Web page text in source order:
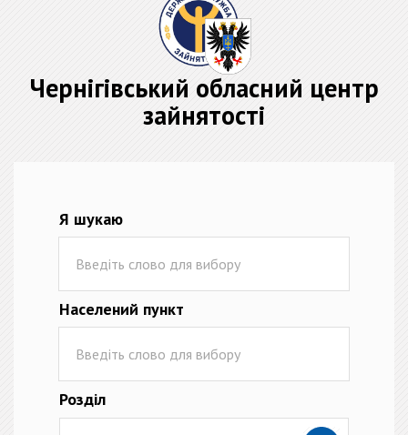
Чернігівський обласний центр
зайнятості
Я шукаю
Населений пункт
Розділ